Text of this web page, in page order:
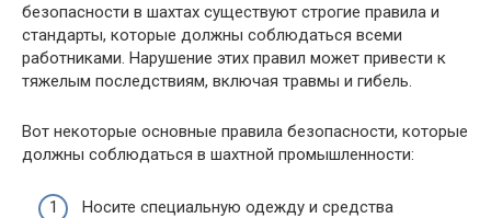
безопасности в шахтах существуют строгие правила и
стандарты, которые должны соблюдаться всеми
работниками. Нарушение этих правил может привести к
тяжелым последствиям, включая травмы и гибель.
Вот некоторые основные правила безопасности, которые
должны соблюдаться в шахтной промышленности:
Носите специальную одежду и средства